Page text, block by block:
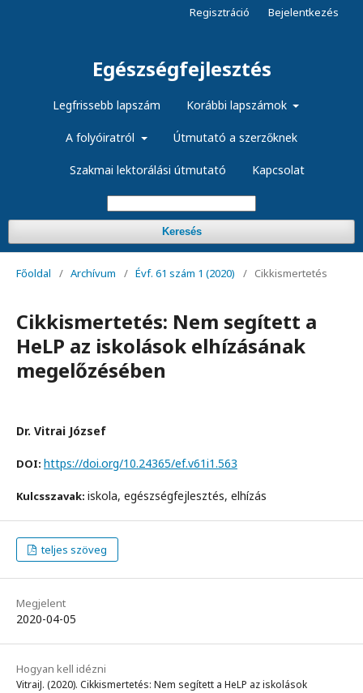
Egészségfejlesztés
Legfrissebb lapszám Korábbi lapszámok
A folyóiratról Útmutató a szerzőknek
Szakmai lektorálási útmutató Kapcsolat
Keresés
Regisztráció Bejelentkezés
Főoldal / Archívum / Évf. 61 szám 1 (2020) / Cikkismertetés
Cikkismertetés: Nem segített a
HeLP az iskolások elhízásának
megelőzésében
Dr. Vitrai József
DOI: https://doi.org/10.24365/ef.v61i1.563
Kulcsszavak: iskola, egészségfejlesztés, elhízás
teljes szöveg
Megjelent
2020-04-05
Hogyan kell idézni
VitraiJ. (2020). Cikkismertetés: Nem segített a HeLP az iskolások